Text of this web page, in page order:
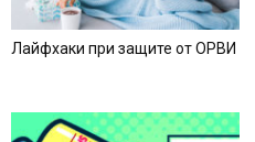
Лайфхаки при защите от ОРВИ